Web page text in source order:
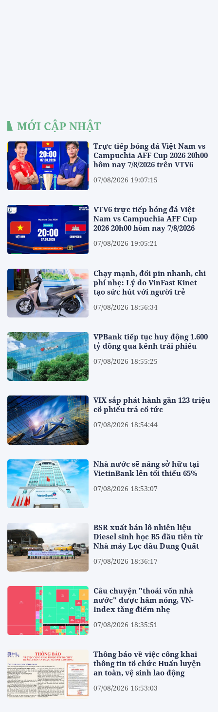
MỚI CẬP NHẬT
Trực tiếp bóng đá Việt Nam vs
Campuchia AFF Cup 2026 20h00
hôm nay 7/8/2026 trên VTV6
07/08/2026 19:07:15
VTV6 trực tiếp bóng đá Việt
Nam vs Campuchia AFF Cup
2026 20h00 hôm nay 7/8/2026
07/08/2026 19:05:21
Chạy mạnh, đổi pin nhanh, chi
phí nhẹ: Lý do VinFast Kinet
tạo sức hút với người trẻ
07/08/2026 18:56:34
VPBank tiếp tục huy động 1.600
tỷ đồng qua kênh trái phiếu
07/08/2026 18:55:25
VIX sắp phát hành gần 123 triệu
cổ phiếu trả cổ tức
07/08/2026 18:54:44
Nhà nước sẽ nâng sở hữu tại
VietinBank lên tối thiểu 65%
07/08/2026 18:53:07
BSR xuất bán lô nhiên liệu
Diesel sinh học B5 đầu tiên từ
Nhà máy Lọc dầu Dung Quất
07/08/2026 18:36:17
Câu chuyện "thoái vốn nhà
nước" được hâm nóng, VN-
Index tăng điểm nhẹ
07/08/2026 18:35:51
Thông báo về việc công khai
thông tin tổ chức Huấn luyện
an toàn, vệ sinh lao động
07/08/2026 16:53:03